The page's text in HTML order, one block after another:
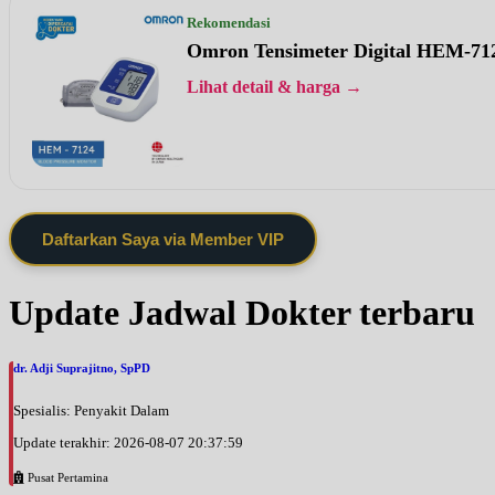
Rekomendasi
Omron Tensimeter Digital HEM-
Lihat detail & harga →
Daftarkan Saya via Member VIP
Update Jadwal Dokter terbaru
dr. Adji Suprajitno, SpPD
Spesialis: Penyakit Dalam
Update terakhir: 2026-08-07 20:37:59
Pusat Pertamina